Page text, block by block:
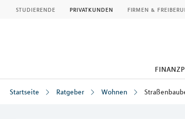
studierende privatkunden firmen &
Startseite Ratgeber Wohnen